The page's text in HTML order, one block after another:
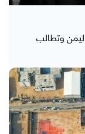
وتطالب